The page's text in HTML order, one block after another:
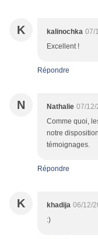
K kalinochka 07/
Excellent !
Répondre
N Nathalie 07/12/
Comme quoi,
notre
témoignages.
Répondre
K khadija 06/12/
:)